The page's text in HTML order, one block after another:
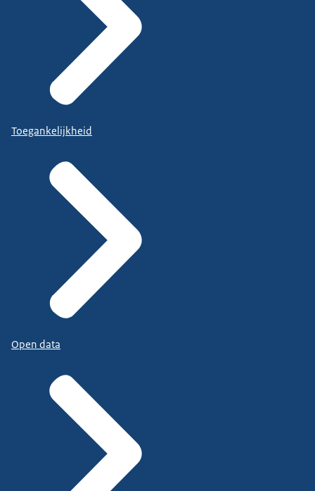
Toegankelijkheid
Open data